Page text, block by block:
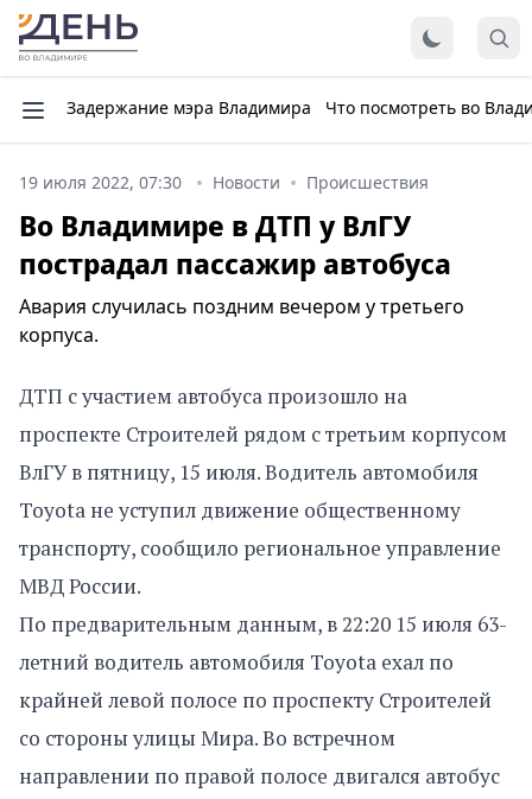
Задержание мэра Владимира Что посмотреть во
19 июля 2022, 07:30 Новости Происшествия
Во Владимире в ДТП у ВлГУ
пострадал пассажир автобуса
Авария случилась поздним вечером у третьего
корпуса.
ДТП с участием автобуса произошло на
проспекте Строителей рядом с третьим корпусом
ВлГУ в пятницу, 15 июля. Водитель автомобиля
Toyota не уступил движение общественному
транспорту, сообщило региональное управление
МВД России.
По предварительным данным, в 22:20 15 июля 63-
летний водитель автомобиля Toyota ехал по
крайней левой полосе по проспекту Строителей
со стороны улицы Мира. Во встречном
направлении по правой полосе двигался автобус